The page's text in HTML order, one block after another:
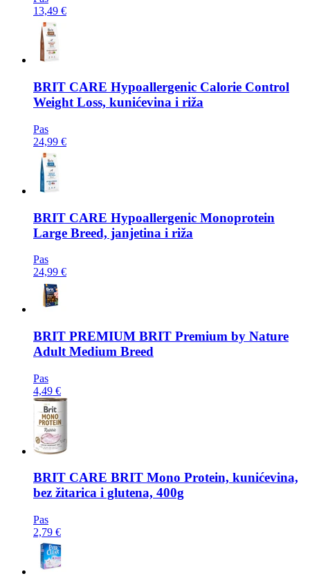
13,49 €
BRIT CARE Hypoallergenic Calorie Control
Weight Loss, kunićevina i riža
Pas
24,99 €
BRIT CARE Hypoallergenic Monoprotein
Large Breed, janjetina i riža
Pas
24,99 €
BRIT PREMIUM BRIT Premium by Nature
Adult Medium Breed
Pas
4,49 €
BRIT CARE BRIT Mono Protein, kunićevina,
bez žitarica i glutena, 400g
Pas
2,79 €